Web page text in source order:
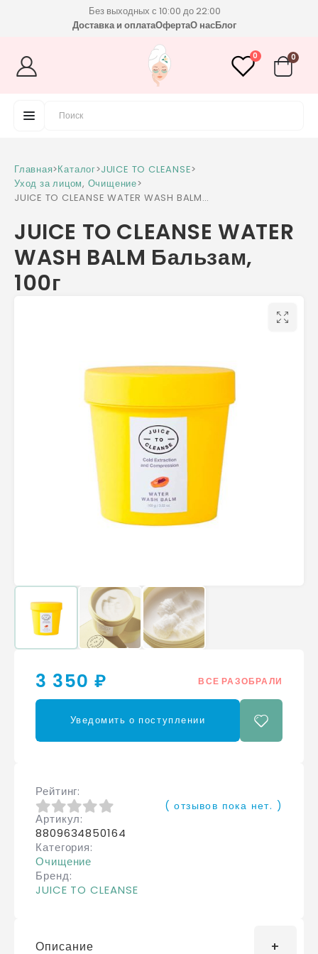
Без выходных с 10:00 до 22:00
Доставка и оплатаОфертаО насБлог
0 0
Главная>Каталог>JUICE TO CLEANSE>
Уход за лицом, Очищение>
JUICE TO CLEANSE WATER WASH BALM
JUICE TO CLEANSE WATER
WASH BALM Бальзам,
100г
3 350 ₽ ВСЕ РАЗОБРАЛИ
Уведомить о поступлении
Рейтинг
0из 5
( отзывов пока нет. )
Артикул
8809634850164
Категория
Очищение
Бренд
JUICE TO CLEANSE
Описание